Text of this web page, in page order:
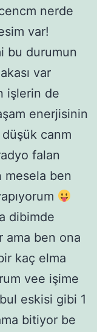
nerde
var!
bu durumun
var
işlerin de
enerjisinin
düşük canm
falan
mesela ben
dibimde
ama ben ona
kaç elma
vee işime
eskisi gibi 1
bitiyor be